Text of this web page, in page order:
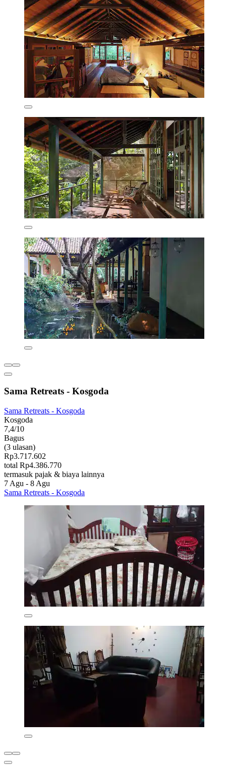
Sama Retreats - Kosgoda
Sama Retreats - Kosgoda
Kosgoda
7,4/10
Bagus
(3 ulasan)
Rp3.717.602
total Rp4.386.770
termasuk pajak & biaya lainnya
7 Agu - 8 Agu
Sama Retreats - Kosgoda